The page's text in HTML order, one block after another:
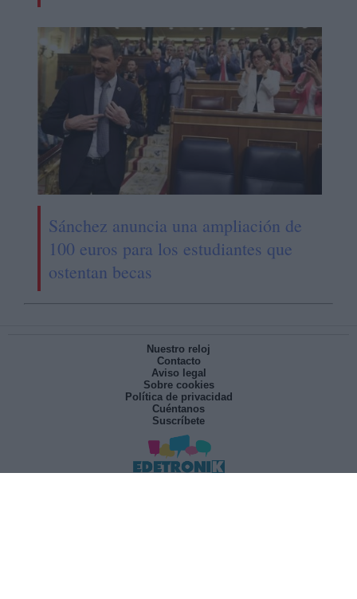
Sánchez anuncia una ampliación de
100 euros para los estudiantes que
ostentan becas
Nuestro reloj
Contacto
Aviso legal
Sobre cookies
Política de privacidad
Cuéntanos
Suscríbete